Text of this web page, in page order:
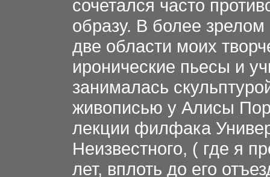
сочетался часто
образу. В более зрелом
две области моих
иронические пьесы и
занималась
живописью у Алисы
лекции филфака
Неизвестного, ( где я
лет, вплоть до его